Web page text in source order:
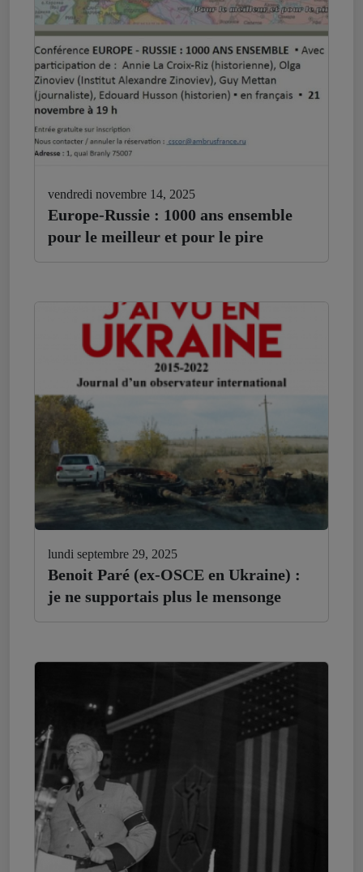
vendredi novembre 14, 2025
Europe-Russie : 1000 ans ensemble
pour le meilleur et pour le pire
lundi septembre 29, 2025
Benoit Paré (ex-OSCE en Ukraine) :
je ne supportais plus le mensonge